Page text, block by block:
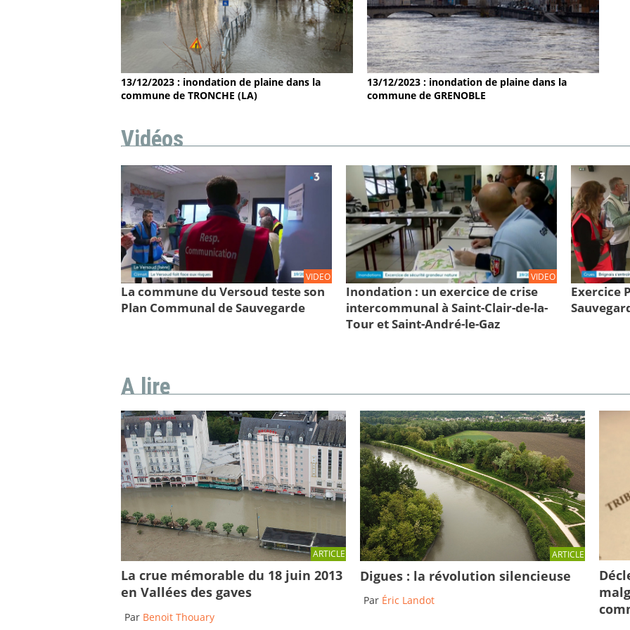
13/12/2023 : inondation de plaine dans la
commune de TRONCHE (LA)
13/12/2023 : inondation de plaine dans la
commune de GRENOBLE
Vidéos
VIDEO
La commune du Versoud teste son
Plan Communal de Sauvegarde
VIDEO
Inondation : un exercice de crise
intercommunal à Saint-Clair-de-la-
Tour et Saint-André-le-Gaz
Exercice
A lire
ARTICLE
La crue mémorable du 18 juin 2013
en Vallées des gaves
Par Benoit Thouary
ARTICLE
Digues : la révolution silencieuse
Par Éric Landot